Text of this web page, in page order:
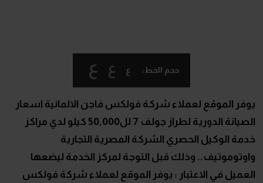
حجم الخط: ع ع ع
يوفر الموقع لعملاء شركة فولكس فاجن الالمانية اسعار
الصيانة الدورية لطراز جولف 7 لل50,000 كيلو لدي مراكز
خدمة الوكيل الحصري الشركة المصرية التجارية
واوتوموتيف.. وذلك قبل التوجة لمركز الخدمة ليضعها
العميل في الاعتبار : يوفر الموقع لعملاء شركة فولكس